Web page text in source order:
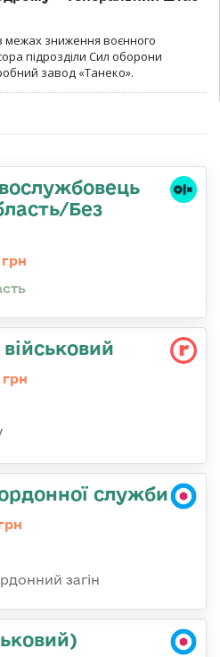
межах зниження воєнного
підрозділи Сил оборони
завод «Танеко».
Без
служби
загін